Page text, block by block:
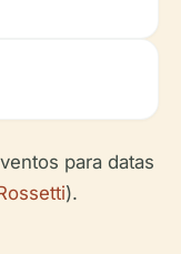
para datas
).